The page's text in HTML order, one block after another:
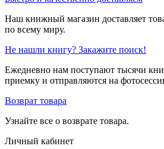
Наш книжный магазин доставляет
по всему миру.
Не нашли книгу? Закажите поиск!
Ежедневно нам поступают тысячи
приемку и отправляются на
Возврат товара
Узнайте все о возврате товара.
Личный кабинет